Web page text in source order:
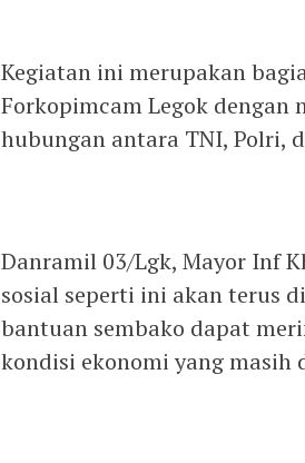
‎Kegiatan ini merupakan
Forkopimcam Legok dengan
hubungan antara TNI, Polri,
‎Danramil 03/Lgk, Mayor Inf
sosial seperti ini akan terus
bantuan sembako dapat
kondisi ekonomi yang masih